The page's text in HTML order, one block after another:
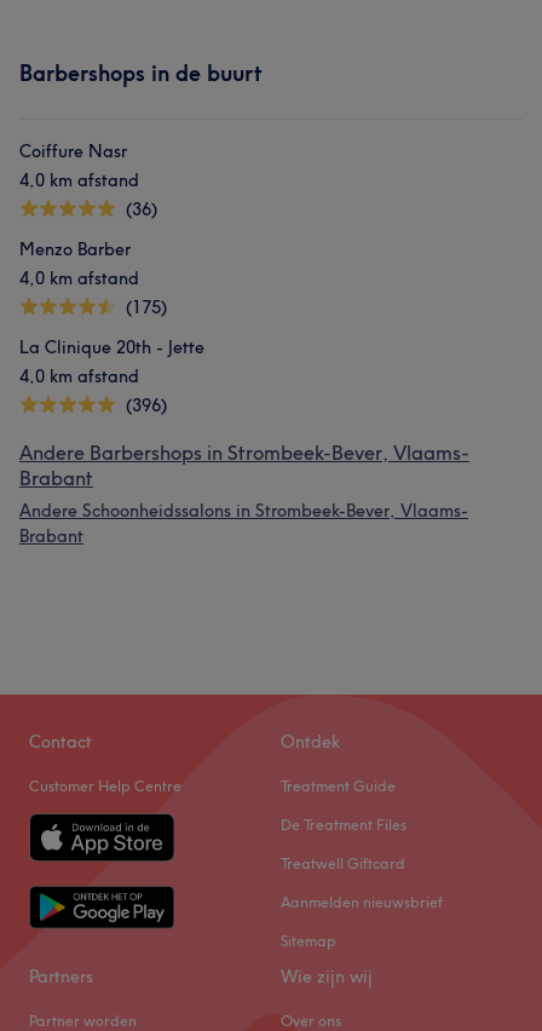
Barbershops in de buurt
Coiffure Nasr
4,0 km afstand
(36)
Menzo Barber
4,0 km afstand
(175)
La Clinique 20th - Jette
4,0 km afstand
(396)
Andere Barbershops in Strombeek-Bever, Vlaams-
Brabant
Andere Schoonheidssalons in Strombeek-Bever, Vlaams-
Brabant
Contact
Customer Help Centre
Ontdek
Treatment Guide
De Treatment Files
Treatwell Giftcard
Aanmelden nieuwsbrief
Sitemap
Partners
Partner worden
Wie zijn wij
Over ons